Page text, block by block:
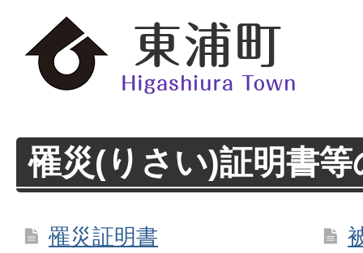
罹災(りさい)証明書等
罹災証明書